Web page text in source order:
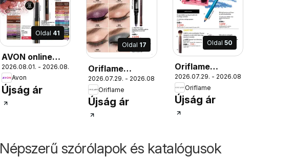
Oldal 41
AVON online
katalógus 2026
augusztusi
2026.08.01. - 2026.08.31.
Avon
Újság ár
Oldal 17
Oriflame
katalógus
2026/11
2026.07.29. - 2026.08.18.
Oriflame
Újság ár
Oldal50
Oriflame
katalógus
2026/11
2026.07.29. - 2026.08.18.
Oriflame
Újság ár
Népszerű szórólapok és katalógusok